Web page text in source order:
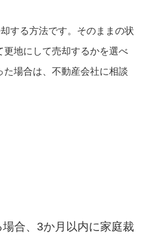
する方法です。そのままの状
地にして売却するかを選べ
た場合は、不動産会社に相談
合、3か月以内に家庭裁